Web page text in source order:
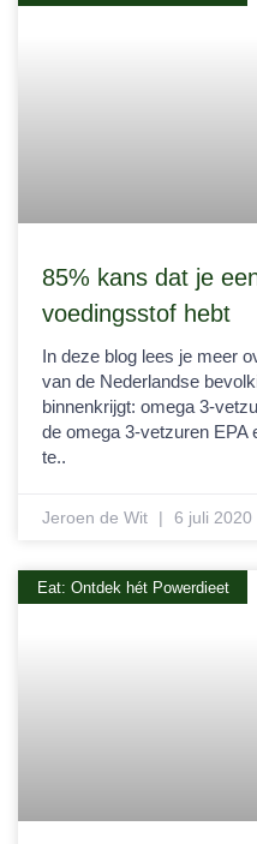
85% kans dat je
voedingsstof hebt
In deze blog lees je meer
van de Nederlandse
binnenkrijgt: omega 3-
de omega 3-vetzuren EPA
te..
Jeroen de Wit 6 juli 2020
Eat: Ontdek hét Powerdieet